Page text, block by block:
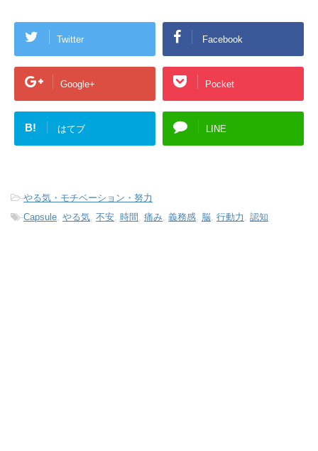
Twitter Facebook
Google+ Pocket
B! はてブ LINE
-やる気・モチベーション・努力
-Capsule, やる気, 不安, 時間 , 痛み, 義務感, 脳, 行動力 , 認知